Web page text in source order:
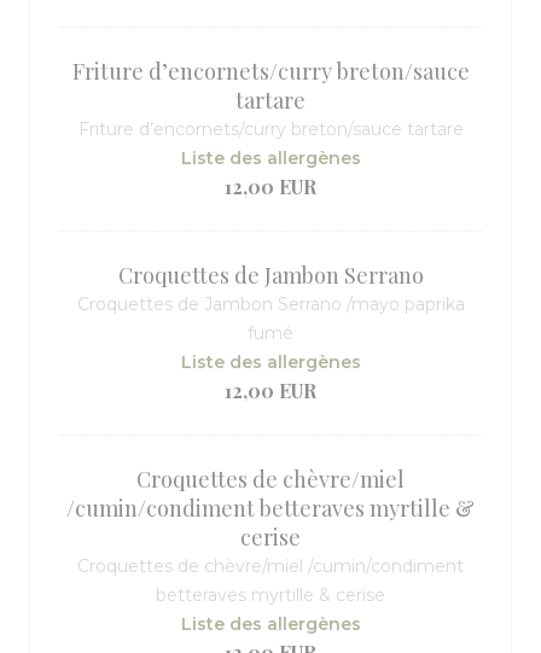
Friture d’encornets/curry breton/sauce
tartare
Friture d’encornets/curry breton/sauce tartare
Liste des allergènes
12,00 EUR
Croquettes de Jambon Serrano
Croquettes de Jambon Serrano /mayo paprika
fumé
Liste des allergènes
12,00 EUR
Croquettes de chèvre/miel
/cumin/condiment betteraves myrtille &
cerise
Croquettes de chèvre/miel /cumin/condiment
betteraves myrtille & cerise
Liste des allergènes